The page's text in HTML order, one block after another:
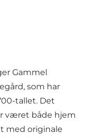
Gammel
som har
tallet. Det
været både hjem
med originale